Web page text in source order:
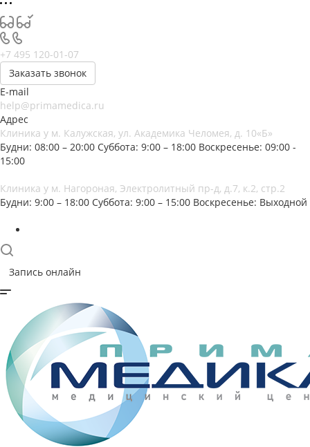
+7 495 120-01-07
Заказать звонок
E-mail
help@primamedica.ru
Адрес
Клиника у м. Калужская, ул. Академика Челомея, д. 10«Б»
Будни: 08:00 – 20:00 Суббота: 9:00 – 18:00 Воскресенье: 09:00 -
15:00
Клиника у м. Нагороная, Электролитный пр-д, д.7, к.2, стр.2
Будни: 9:00 – 18:00 Суббота: 9:00 – 15:00 Воскресенье: Выходной
Запись онлайн